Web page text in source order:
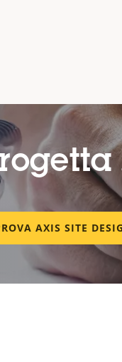
AXIS SITE